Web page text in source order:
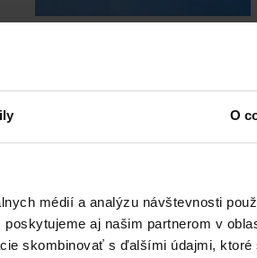
O
médií a analýzu návštevnosti
aj našim partnerom v
skombinovať s ďalšími údajmi,
Krycia plachta na bazén
3,5m